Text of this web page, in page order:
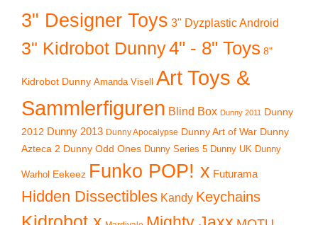
3" Designer Toys 3" Dyzplastic Android
3" Kidrobot Dunny4" - 8" Toys 8"
Kidrobot Dunny Amanda Visell
Art Toys &
Sammlerfiguren Blind Box Dunny 2011 Dunny
2012 Dunny 2013 Dunny Apocalypse Dunny Art of War Dunny
Azteca 2 Dunny Odd Ones Dunny Series 5 Dunny UK Dunny
Warhol Eekeez Funko POP! x Futurama
Hidden Dissectibles Kandy Keychains